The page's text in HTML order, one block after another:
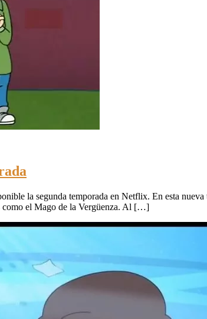
la segunda temporada en Netflix. En esta
como el Mago de la Vergüenza. Al […]